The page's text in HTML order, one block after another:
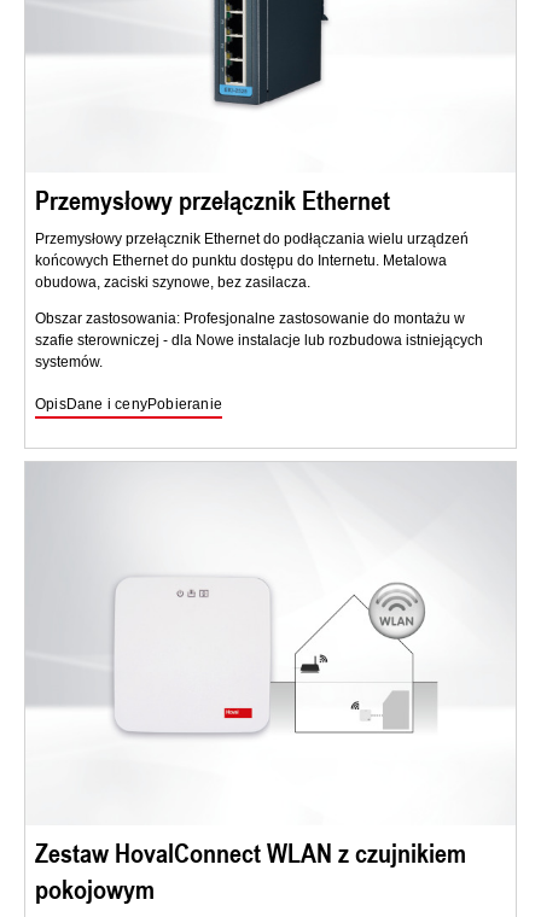
Przemysłowy przełącznik Ethernet
Przemysłowy przełącznik Ethernet do podłączania wielu urządzeń
końcowych Ethernet do punktu dostępu do Internetu. Metalowa
obudowa, zaciski szynowe, bez zasilacza.
Obszar zastosowania: Profesjonalne zastosowanie do montażu w
szafie sterowniczej - dla Nowe instalacje lub rozbudowa istniejących
systemów.
OpisDane i cenyPobieranie
Zestaw HovalConnect WLAN z czujnikiem
pokojowym